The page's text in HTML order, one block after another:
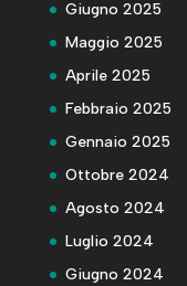
Giugno 2025
Maggio 2025
Aprile 2025
Febbraio 2025
Gennaio 2025
Ottobre 2024
Agosto 2024
Luglio 2024
Giugno 2024